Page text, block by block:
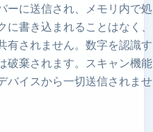
ーに送信され、メモリ内で処
書き込まれることはなく、
有されません。数字を認識す
破棄されます。スキャン機能
バイスから一切送信されませ